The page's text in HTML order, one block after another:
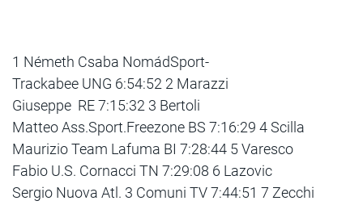
1 Németh Csaba NomádSport-
Trackabee UNG 6:54:52 2 Marazzi
Giuseppe RE 7:15:32 3 Bertoli
Matteo Ass.Sport.Freezone BS 7:16:29 4 Scilla
Maurizio Team Lafuma BI 7:28:44 5 Varesco
Fabio U.S. Cornacci TN 7:29:08 6 Lazovic
Sergio Nuova Atl. 3 Comuni TV 7:44:51 7 Zecchi